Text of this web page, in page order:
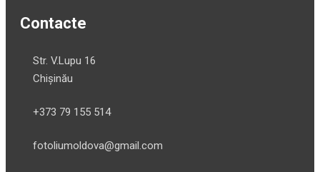
Contacte
Str. V.Lupu 16
Chișinău
+373 79 155 514
fotoliumoldova@gmail.com